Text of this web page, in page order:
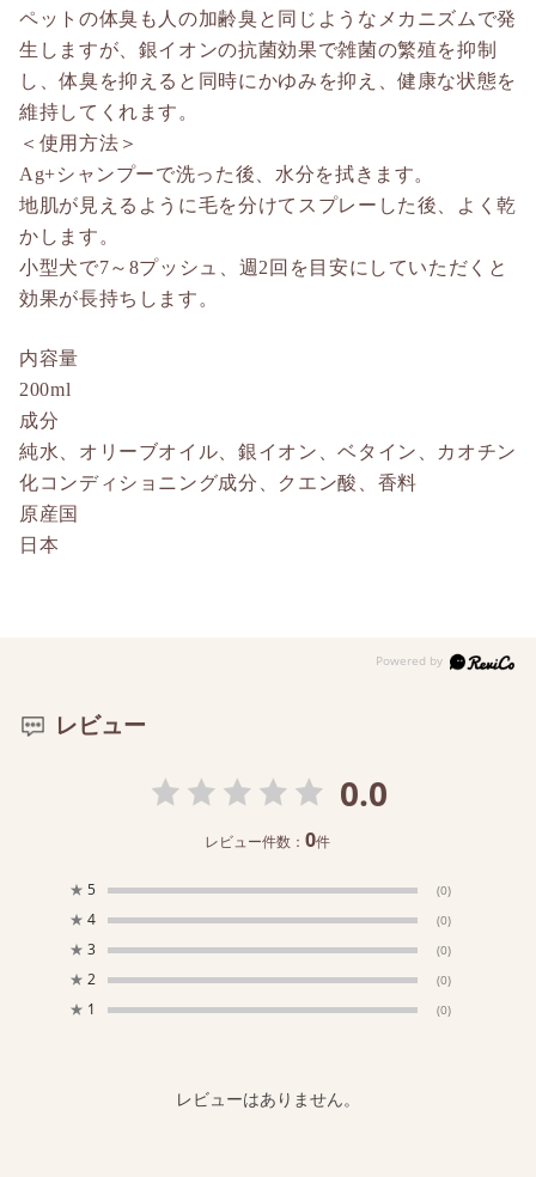
ペットの体臭も人の加齢臭と同じようなメカニズムで発
生しますが、銀イオンの抗菌効果で雑菌の繁殖を抑制
し、体臭を抑えると同時にかゆみを抑え、健康な状態を
維持してくれます。
＜使用方法＞
Ag+シャンプーで洗った後、水分を拭きます。
地肌が見えるように毛を分けてスプレーした後、よく乾
かします。
小型犬で7～8プッシュ、週2回を目安にしていただくと
効果が長持ちします。
内容量
200ml
成分
純水、オリーブオイル、銀イオン、ベタイン、カオチン
化コンディショニング成分、クエン酸、香料
原産国
日本
レビュー
0.0
レビュー件数：0件
★ 5 (0)
★ 4 (0)
★ 3 (0)
★ 2 (0)
★ 1 (0)
レビューはありません。